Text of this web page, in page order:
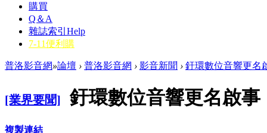
購買
Q＆A
雜誌索引 Help
7-11便利購
普洛影音網»論壇 › 普洛影音網 › 影音新聞 › 釪環數位音響更名
[業界要聞] 釪環數位音響更名啟事
複製連結